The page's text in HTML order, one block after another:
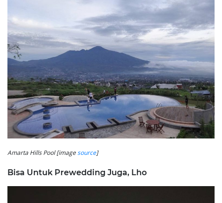
Amarta Hills Pool [imagesource]
Bisa Untuk Prewedding Juga, Lho